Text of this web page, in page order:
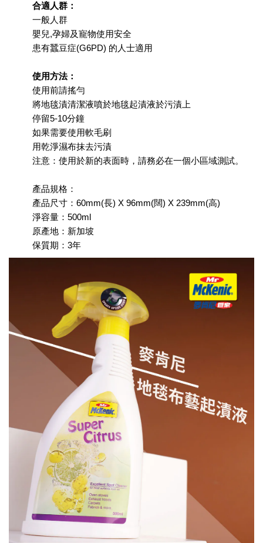
合適人群：
一般人群
嬰兒,孕婦及寵物使用安全
患有蠶豆症(G6PD) 的人士適用
使用方法：
使用前請搖勻
將地毯漬清潔液噴於地毯起漬液於污漬上
停留5-10分鐘
如果需要使用軟毛刷
用乾淨濕布抹去污漬
注意：使用於新的表面時，請務必在一個小區域測試。
產品規格：
產品尺寸：60mm(長) X 96mm(闊) X 239mm(高)
淨容量：500ml
原產地：新加坡
保質期：3年